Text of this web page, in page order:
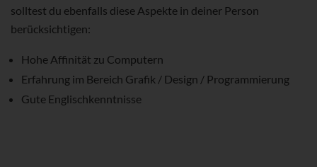
solltest du ebenfalls diese Aspekte in deiner Person
berücksichtigen:
Hohe Affinität zu Computern
Erfahrung im Bereich Grafik / Design / Programmierung
Gute Englischkenntnisse